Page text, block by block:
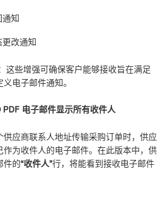
知
改通知
这些增强可确保客户能够接收旨在满足
电子邮件通知。
电子邮件显示所有收件人
供应商联系人地址传输采购订单时，供应
作为收件人的电子邮件。在此版本中，供
件的“收件人”行，将能看到接收电子邮件